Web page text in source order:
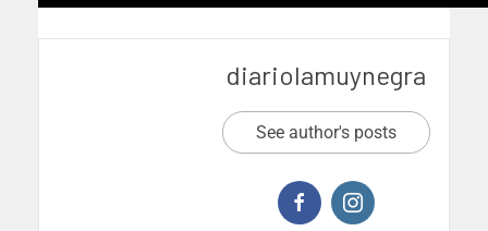
diariolamuynegra
See author's posts